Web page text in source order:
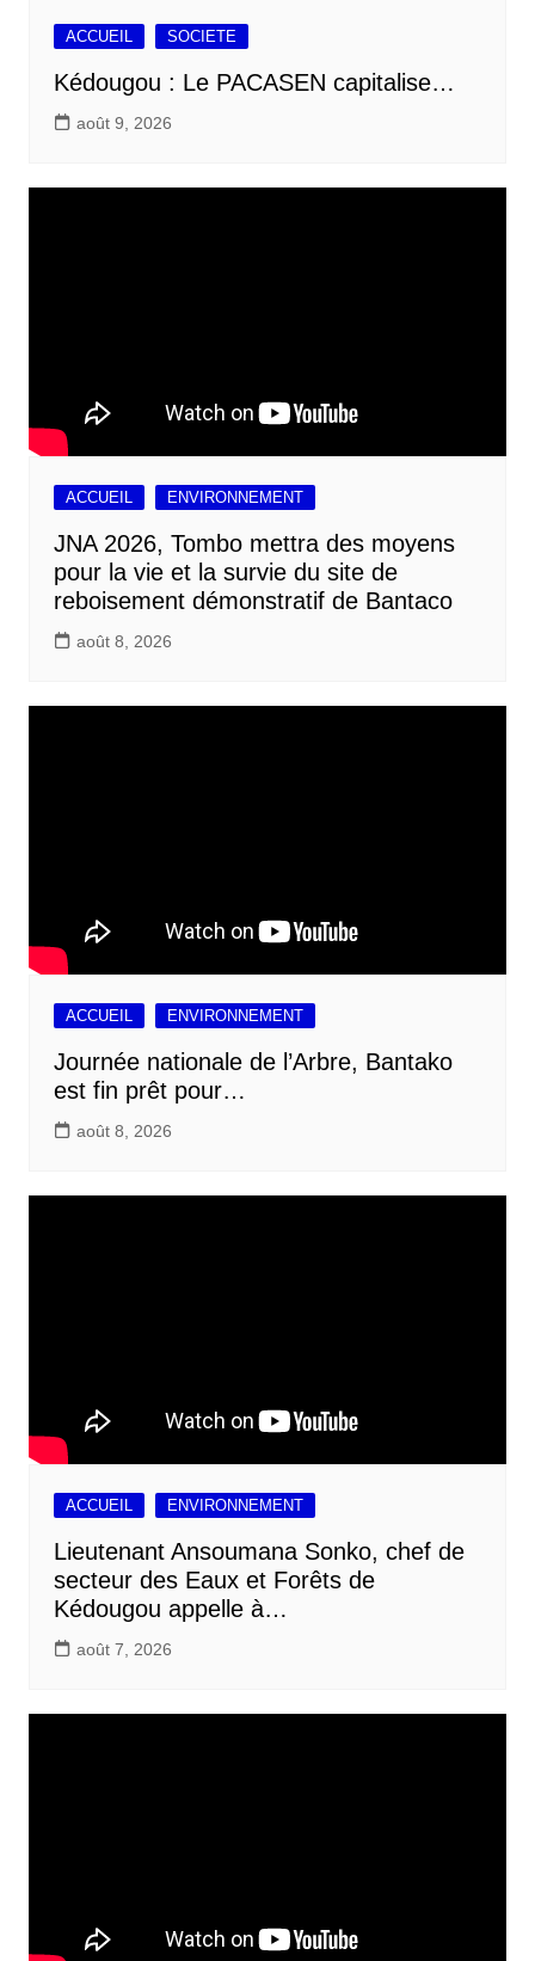
ACCUEIL SOCIETE
Kédougou : Le PACASEN capitalise…
août 9, 2026
ACCUEIL ENVIRONNEMENT
JNA 2026, Tombo mettra des moyens
pour la vie et la survie du site de
reboisement démonstratif de Bantaco
août 8, 2026
ACCUEIL ENVIRONNEMENT
Journée nationale de l’Arbre, Bantako
est fin prêt pour…
août 8, 2026
ACCUEIL ENVIRONNEMENT
Lieutenant Ansoumana Sonko, chef de
secteur des Eaux et Forêts de
Kédougou appelle à…
août 7, 2026